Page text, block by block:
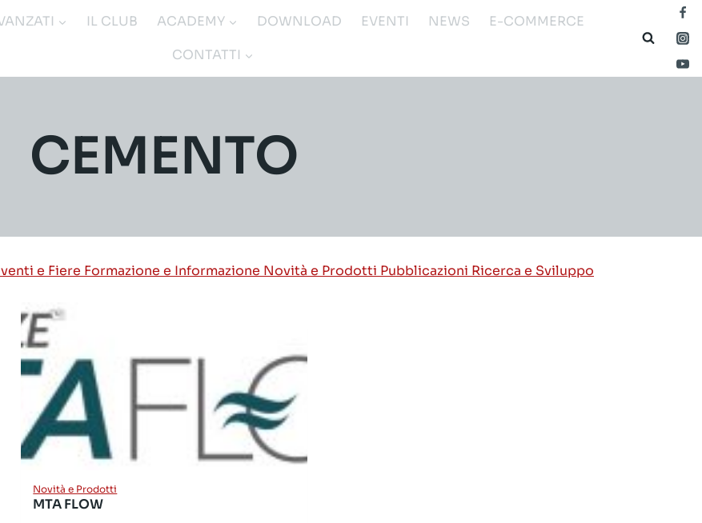
IL CLUB ACADEMY DOWNLOAD EVENTI NEWS
E-COMMERCE
CONTATTI
CEMENTO
e Fiere Formazione e Informazione Novità e Prodotti Pubblicazioni Ricerca e Sviluppo
Novità e Prodotti
MTA FLOW